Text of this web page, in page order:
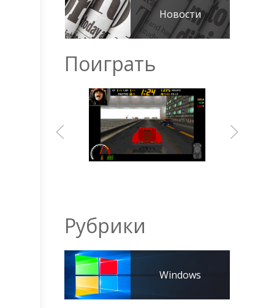
Новости
Поиграть
Рубрики
Windows